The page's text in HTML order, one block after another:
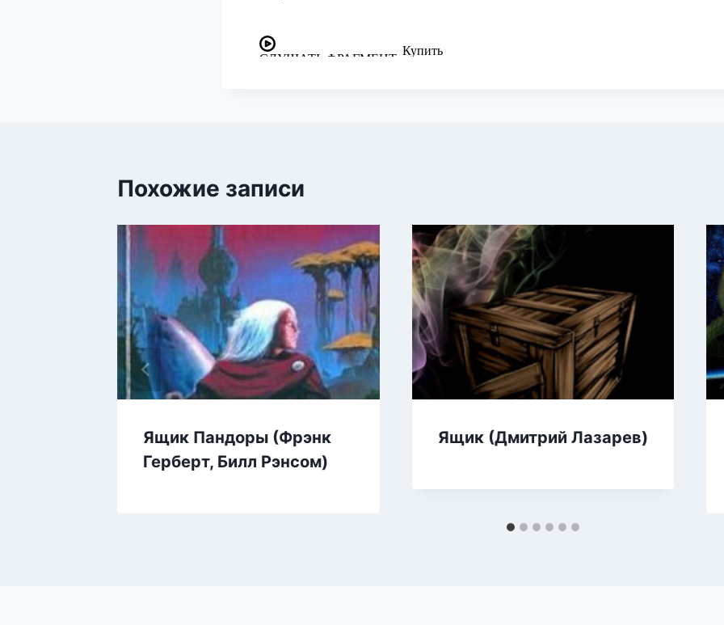
Похожие записи
Ящик Пандоры (Фрэнк
Герберт, Билл Рэнсом)
Ящик (Дмитрий Лазарев)